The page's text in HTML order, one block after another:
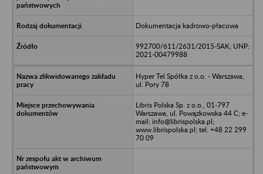
Dokumentacja kadrowo-płacowa
992700/611/2631/2015-SAK; UNP:
2021-00479988
Hyper Tel Spółka z o.o. - Warszawa,
ul. Pory 78
Libris Polska Sp. z o.o., 01-797
Warszawa, ul. Powązkowska 44 C; e-
mail: info@librispolska.pl;
www.librispolska.pl; tel. +48 22 299
70 09